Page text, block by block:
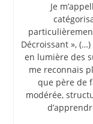
Je
Décroissant »,
en lumière des
me reconnais
que père de
modérée,